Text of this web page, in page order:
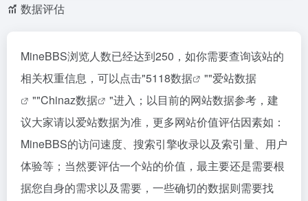
数据评估
MineBBS浏览人数已经达到250，如你需要查询该站的
相关权重信息，可以点击"5118数据 ""爱站数据
""Chinaz数据
"进入；以目前的网站数据参考，建
议大家请以爱站数据为准，更多网站价值评估因素如：
MineBBS的访问速度、搜索引擎收录以及索引量、用户
体验等；当然要评估一个站的价值，最主要还是需要根
据您自身的需求以及需要，一些确切的数据则需要找